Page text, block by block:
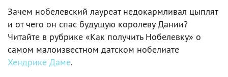
Зачем нобелевский лауреат недокармливал цыплят
и от чего он спас будущую королеву Дании?
Читайте в рубрике «Как получить Нобелевку» о
самом малоизвестном датском нобелиате
Хендрике Даме.